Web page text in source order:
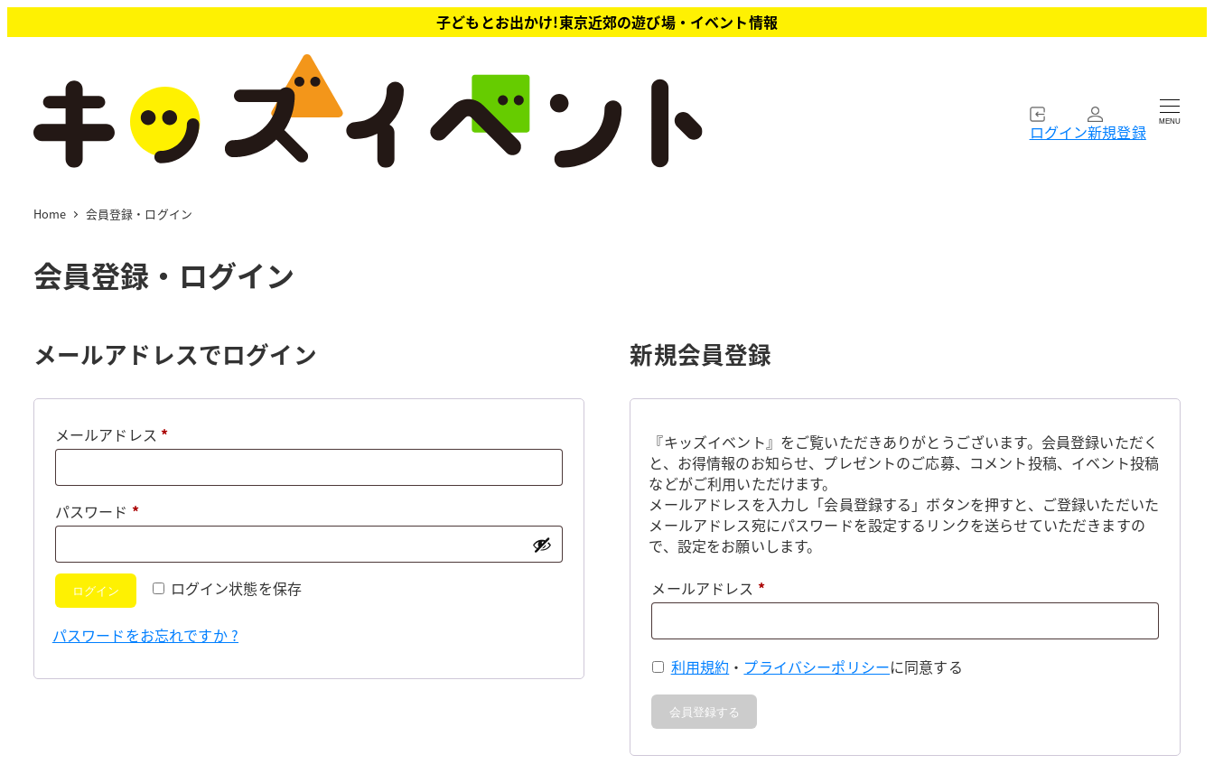
イ
子どもとお出かけ!東京近郊の遊び場・イベント情報
ログイン新規登録 MENU
Home 会員登録・ログイン
会員登録・ログイン
メールアドレスでログイン
メールアドレス *必
パスワード *必
ログイン状態を保存
ログイン
パスワードをお忘れですか ?
新規会員登録
『キッズイベント』をご覧いただきありがとうございます。会員登録いただく
と、お得情報のお知らせ、プレゼントのご応募、コメント投稿、イベント投稿
などがご利用いただけます。
メールアドレスを入力し「会員登録する」ボタンを押すと、ご登録いただいた
メールアドレス宛にパスワードを設定するリンクを送らせていただきますの
で、設定をお願いします。
メールアドレス *必
利用規約 ・ プライバシーポリシーに同意する
会員登録する